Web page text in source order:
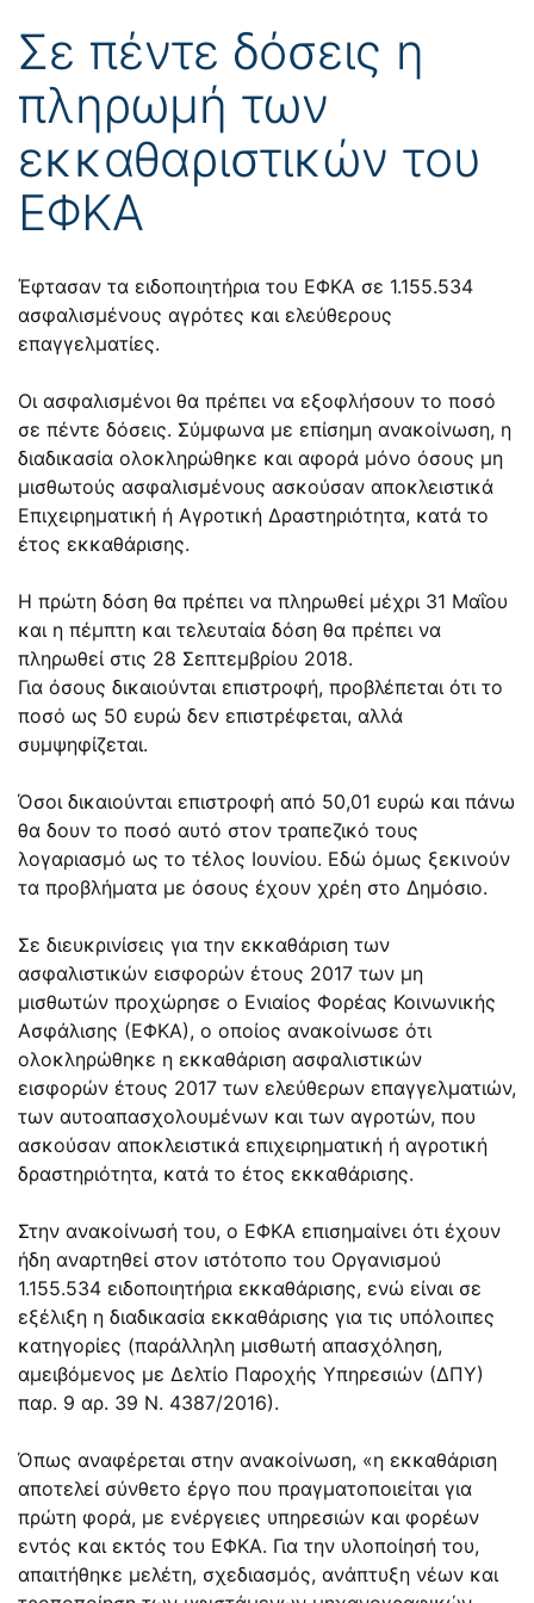
Σε πέντε δόσεις η
πληρωμή των
εκκαθαριστικών του
ΕΦΚΑ
Έφτασαν τα ειδοποιητήρια του ΕΦΚΑ σε 1.155.534
ασφαλισμένους αγρότες και ελεύθερους
επαγγελματίες.
Οι ασφαλισμένοι θα πρέπει να εξοφλήσουν το ποσό
σε πέντε δόσεις. Σύμφωνα με επίσημη ανακοίνωση, η
διαδικασία ολοκληρώθηκε και αφορά μόνο όσους μη
μισθωτούς ασφαλισμένους ασκούσαν αποκλειστικά
Επιχειρηματική ή Αγροτική Δραστηριότητα, κατά το
έτος εκκαθάρισης.
Η πρώτη δόση θα πρέπει να πληρωθεί μέχρι 31 Μαΐου
και η πέμπτη και τελευταία δόση θα πρέπει να
πληρωθεί στις 28 Σεπτεμβρίου 2018.
Για όσους δικαιούνται επιστροφή, προβλέπεται ότι το
ποσό ως 50 ευρώ δεν επιστρέφεται, αλλά
συμψηφίζεται.
Όσοι δικαιούνται επιστροφή από 50,01 ευρώ και πάνω
θα δουν το ποσό αυτό στον τραπεζικό τους
λογαριασμό ως το τέλος Ιουνίου. Εδώ όμως ξεκινούν
τα προβλήματα με όσους έχουν χρέη στο Δημόσιο.
Σε διευκρινίσεις για την εκκαθάριση των
ασφαλιστικών εισφορών έτους 2017 των μη
μισθωτών προχώρησε ο Ενιαίος Φορέας Κοινωνικής
Ασφάλισης (ΕΦΚΑ), ο οποίος ανακοίνωσε ότι
ολοκληρώθηκε η εκκαθάριση ασφαλιστικών
εισφορών έτους 2017 των ελεύθερων επαγγελματιών,
των αυτοαπασχολουμένων και των αγροτών, που
ασκούσαν αποκλειστικά επιχειρηματική ή αγροτική
δραστηριότητα, κατά το έτος εκκαθάρισης.
Στην ανακοίνωσή του, ο ΕΦΚΑ επισημαίνει ότι έχουν
ήδη αναρτηθεί στον ιστότοπο του Οργανισμού
1.155.534 ειδοποιητήρια εκκαθάρισης, ενώ είναι σε
εξέλιξη η διαδικασία εκκαθάρισης για τις υπόλοιπες
κατηγορίες (παράλληλη μισθωτή απασχόληση,
αμειβόμενος με Δελτίο Παροχής Υπηρεσιών (ΔΠΥ)
παρ. 9 αρ. 39 Ν. 4387/2016).
Όπως αναφέρεται στην ανακοίνωση, «η εκκαθάριση
αποτελεί σύνθετο έργο που πραγματοποιείται για
πρώτη φορά, με ενέργειες υπηρεσιών και φορέων
εντός και εκτός του ΕΦΚΑ. Για την υλοποίησή του,
απαιτήθηκε μελέτη, σχεδιασμός, ανάπτυξη νέων και